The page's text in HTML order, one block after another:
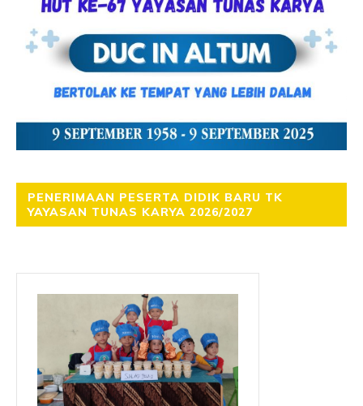
PENERIMAAN PESERTA DIDIK BARU TK
YAYASAN TUNAS KARYA 2026/2027